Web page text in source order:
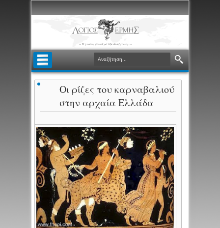
Οι ρίζες του καρναβαλιού
στην αρχαία Ελλάδα